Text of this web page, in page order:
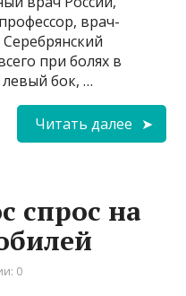
врач-
при болях в
бок, …
Читать далее
спрос на
0